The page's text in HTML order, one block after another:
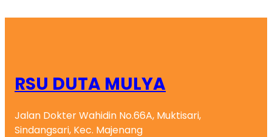
RSU DUTA MULYA
Jalan Dokter Wahidin No.66A, Muktisari,
Sindangsari, Kec. Majenang